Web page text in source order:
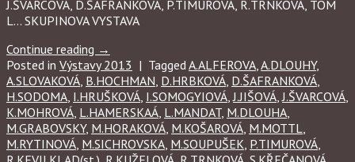
J.ŠVARCOVÁ, D.ŠAFRANKOVÁ, P.TIMUROVÁ, R.TRNKOVÁ, TOM
L… SKUPINOVA VYSTAVA
Continue reading →
Posted in Výstavy 2013 | Tagged A.ALFEROVA A.DLOUHY,
A.SLOVAKOVÁ B.HOCHMAN D.HRBKOVÁ D.ŠAFRANKOVÁ
H.SODOMA I.HRUŠKOVÁ I.SOMOGYIOVÁ J.JIŠOVÁ J.ŠVARCOVÁ
K.MOHROVÁ L.HAMERSKAÁ L.MANDAT, M.DLOUHA
M.GRABOVSKY, M.HORAKOVÁ M.KOŠAROVÁ M.MOTTL
M.RYTINOVÁ M.SICHROVSKA M.SOUPUŠEK P.TIMUROVÁ